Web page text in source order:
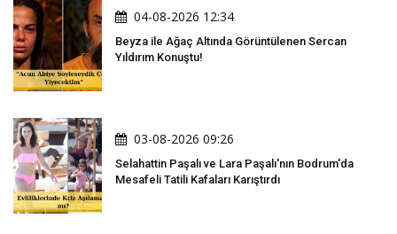
04-08-2026 12:34
Beyza ile Ağaç Altında Görüntülenen Sercan
Yıldırım Konuştu!
03-08-2026 09:26
Selahattin Paşalı ve Lara Paşalı'nın Bodrum'da
Mesafeli Tatili Kafaları Karıştırdı